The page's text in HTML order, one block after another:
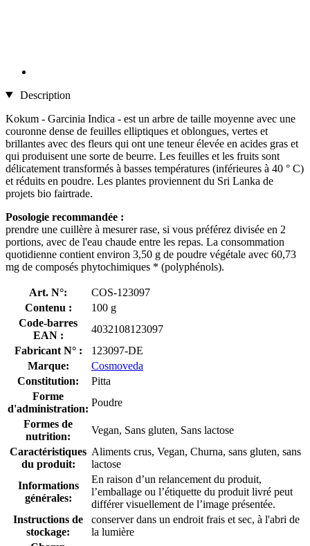
Description
Kokum - Garcinia Indica - est un arbre de taille moyenne avec une
couronne dense de feuilles elliptiques et oblongues, vertes et
brillantes avec des fleurs qui ont une teneur élevée en acides gras et
qui produisent une sorte de beurre. Les feuilles et les fruits sont
délicatement transformés à basses températures (inférieures à 40 ° C)
et réduits en poudre. Les plantes proviennent du Sri Lanka de
projets bio fairtrade.
Posologie recommandée :
prendre une cuillère à mesurer rase, si vous préférez divisée en 2
portions, avec de l'eau chaude entre les repas. La consommation
quotidienne contient environ 3,50 g de poudre végétale avec 60,73
mg de composés phytochimiques * (polyphénols).
Art. N°:
COS-123097
Contenu :
100 g
Code-barres
EAN :
4032108123097
Fabricant N° :
123097-DE
Marque:
Cosmoveda
Constitution:
Pitta
Forme
d'administration:
Poudre
Formes de
nutrition:
Vegan, Sans gluten, Sans lactose
Caractéristiques
du produit:
Aliments crus, Vegan, Churna, sans gluten, sans
lactose
Informations
générales:
En raison d’un relancement du produit,
l’emballage ou l’étiquette du produit livré peut
différer visuellement de l’image présentée.
Instructions de
stockage:
conserver dans un endroit frais et sec, à l'abri de
la lumière